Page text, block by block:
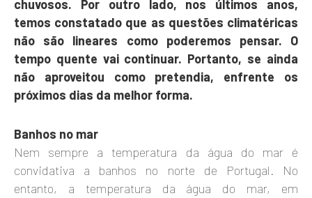
chuvosos. Por outro lado, nos últimos anos,
temos constatado que as questões climatéricas
não são lineares como poderemos pensar. O
tempo quente vai continuar. Portanto, se ainda
não aproveitou como pretendia, enfrente os
próximos dias da melhor forma.
Banhos no mar
Nem sempre a temperatura da água do mar é
convidativa a banhos no norte de Portugal. No
entanto, a temperatura da água do mar, em